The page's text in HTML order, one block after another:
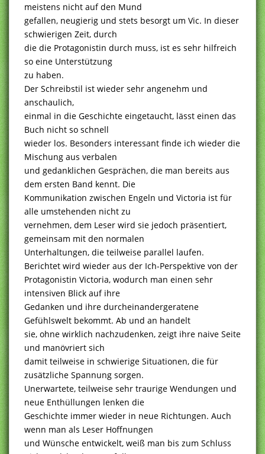
meistens nicht auf den Mund
gefallen, neugierig und stets besorgt um Vic. In dieser
schwierigen Zeit, durch
die die Protagonistin durch muss, ist es sehr hilfreich
so eine Unterstützung
zu haben.
Der Schreibstil ist wieder sehr angenehm und
anschaulich,
einmal in die Geschichte eingetaucht, lässt einen das
Buch nicht so schnell
wieder los. Besonders interessant finde ich wieder die
Mischung aus verbalen
und gedanklichen Gesprächen, die man bereits aus
dem ersten Band kennt. Die
Kommunikation zwischen Engeln und Victoria ist für
alle umstehenden nicht zu
vernehmen, dem Leser wird sie jedoch präsentiert,
gemeinsam mit den normalen
Unterhaltungen, die teilweise parallel laufen.
Berichtet wird wieder aus der Ich-Perspektive von der
Protagonistin Victoria, wodurch man einen sehr
intensiven Blick auf ihre
Gedanken und ihre durcheinandergeratene
Gefühlswelt bekommt. Ab und an handelt
sie, ohne wirklich nachzudenken, zeigt ihre naive Seite
und manövriert sich
damit teilweise in schwierige Situationen, die für
zusätzliche Spannung sorgen.
Unerwartete, teilweise sehr traurige Wendungen und
neue Enthüllungen lenken die
Geschichte immer wieder in neue Richtungen. Auch
wenn man als Leser Hoffnungen
und Wünsche entwickelt, weiß man bis zum Schluss